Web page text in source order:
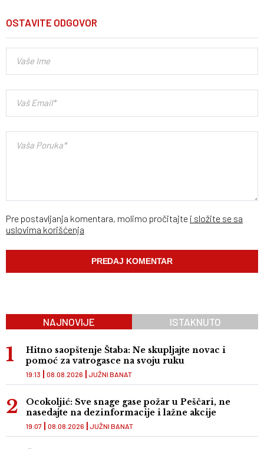
OSTAVITE ODGOVOR
Pre postavljanja komentara, molimo pročitajte i složite se sa
uslovima korišćenja
NAJNOVIJE ISTAKNUTO
Hitno saopštenje Štaba: Ne skupljajte novac i
pomoć za vatrogasce na svoju ruku
JUŽNI BANAT
19:13 08.08.2026
Ocokoljić: Sve snage gase požar u Peščari, ne
nasedajte na dezinformacije i lažne akcije
JUŽNI BANAT
19:07 08.08.2026